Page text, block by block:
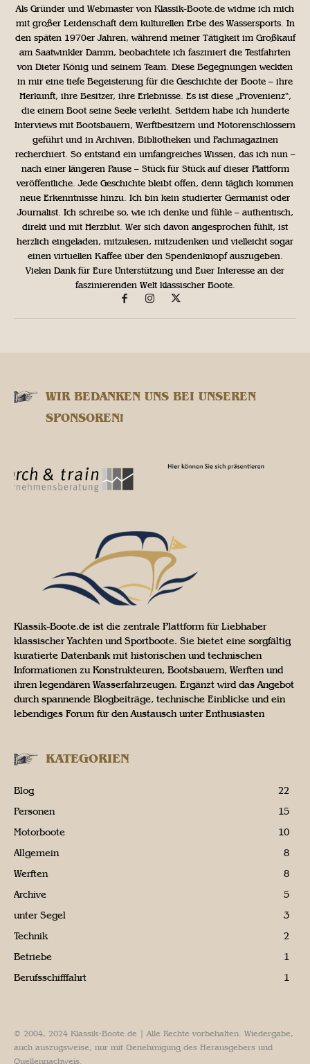
Als Gründer und Webmaster von Klassik-Boote.de widme ich mich
mit großer Leidenschaft dem kulturellen Erbe des Wassersports. In
den späten 1970er Jahren, während meiner Tätigkeit im Großkauf
am Saatwinkler Damm, beobachtete ich fasziniert die Testfahrten
von Dieter König und seinem Team. Diese Begegnungen weckten
in mir eine tiefe Begeisterung für die Geschichte der Boote – ihre
Herkunft, ihre Besitzer, ihre Erlebnisse. Es ist diese „Provenienz“,
die einem Boot seine Seele verleiht. Seitdem habe ich hunderte
Interviews mit Bootsbauern, Werftbesitzern und Motorenschlossern
geführt und in Archiven, Bibliotheken und Fachmagazinen
recherchiert. So entstand ein umfangreiches Wissen, das ich nun –
nach einer längeren Pause – Stück für Stück auf dieser Plattform
veröffentliche. Jede Geschichte bleibt offen, denn täglich kommen
neue Erkenntnisse hinzu. Ich bin kein studierter Germanist oder
Journalist. Ich schreibe so, wie ich denke und fühle – authentisch,
direkt und mit Herzblut. Wer sich davon angesprochen fühlt, ist
herzlich eingeladen, mitzulesen, mitzudenken und vielleicht sogar
einen virtuellen Kaffee über den Spendenknopf auszugeben.
Vielen Dank für Eure Unterstützung und Euer Interesse an der
faszinierenden Welt klassischer Boote.
WIR BEDANKEN UNS BEI UNSEREN
SPONSOREN!
Klassik-Boote.de ist die zentrale Plattform für Liebhaber
klassischer Yachten und Sportboote. Sie bietet eine sorgfältig
kuratierte Datenbank mit historischen und technischen
Informationen zu Konstrukteuren, Bootsbauern, Werften und
ihren legendären Wasserfahrzeugen. Ergänzt wird das Angebot
durch spannende Blogbeiträge, technische Einblicke und ein
lebendiges Forum für den Austausch unter Enthusiasten
KATEGORIEN
Blog
22
Personen
15
Motorboote
10
Allgemein
8
Werften
8
Archive
5
unter Segel
3
Technik
2
Betriebe
1
Berufsschifffahrt
1
© 2004, 2024 Klassik-Boote.de | Alle Rechte vorbehalten. Wiedergabe,
auch auszugsweise, nur mit Genehmigung des Herausgebers und
Quellennachweis.